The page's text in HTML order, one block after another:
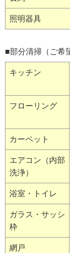
照明器具
■部分清掃（ご希
キッチン
フローリング
カーペット
エアコン（内部
洗浄）
浴室・トイレ
ガラス・サッシ
枠
網戸